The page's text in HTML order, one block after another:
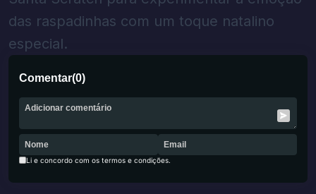
das raspadinhas com um toque natalino
especial.
Comentar(0)
Li e concordo com os termos e condições.